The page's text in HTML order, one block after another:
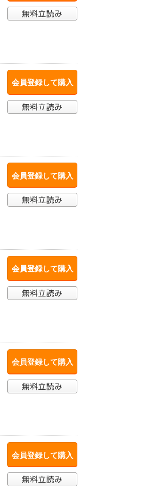
会員登録して購入
会員登録して購入
会員登録して購入
会員登録して購入
会員登録して購入